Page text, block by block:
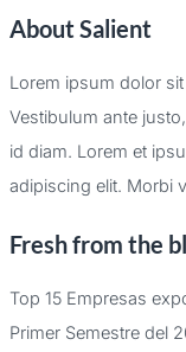
About Salient
Lorem ipsum dolor
Vestibulum ante
id diam. Lorem et
adipiscing elit. Morbi
Fresh from the
Top 15 Empresas
Primer Semestre del